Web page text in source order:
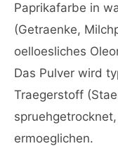
Paprikafarbe in
(Getraenke,
oelloesliches
Das Pulver wird
Traegerstoff
ermoeglichen.